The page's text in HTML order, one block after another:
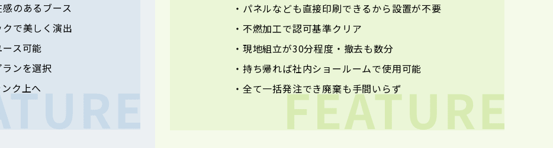
のあるブース
で美しく演出
ス可能
ンを選択
ク上へ
・パネルなども直接印刷できるから設置が不要
・不燃加工で認可基準クリア
・現地組立が30分程度・撤去も数分
・持ち帰れば社内ショールームで使用可能
・全て一括発注でき廃棄も手間いらず